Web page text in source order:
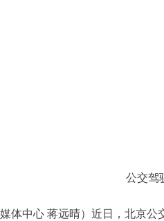
公交驾
中心 蒋远晴）近日，北京公交